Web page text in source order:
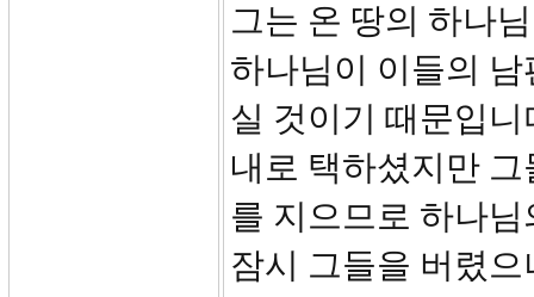
그는 온 땅의 하나
하나님이 이들의
실 것이기 때문입
내로 택하셨지만
를 지으므로 하나
잠시 그들을 버렸